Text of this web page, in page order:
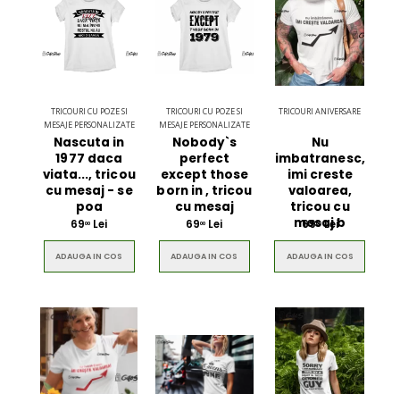
TRICOURI CU POZE SI
MESAJE PERSONALIZATE
Nascuta in
1977 daca
viata..., tricou
cu mesaj - se
poa
6900 Lei
ADAUGA IN COS
TRICOURI CU POZE SI
MESAJE PERSONALIZATE
Nobody`s
perfect
except those
born in , tricou
cu mesaj
6900 Lei
ADAUGA IN COS
TRICOURI ANIVERSARE
Nu
imbatranesc,
imi creste
valoarea,
tricou cu
mesaj b
6900Lei
ADAUGA IN COS